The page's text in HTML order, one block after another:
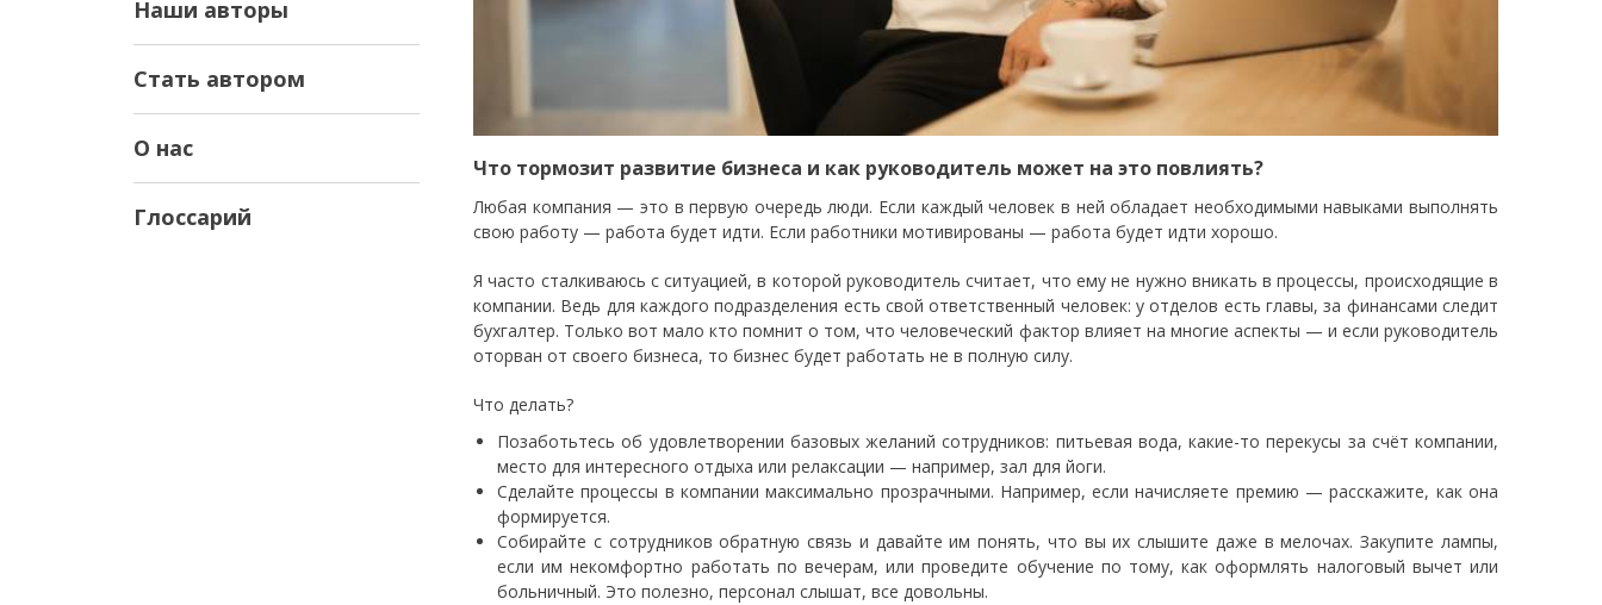
Наши авторы
Стать автором
О нас
Глоссарий
Что тормозит развитие бизнеса и как руководитель может на это повлиять?
Любая компания — это в первую очередь люди. Если каждый человек в ней обладает необходимыми навыками выполнять
свою работу — работа будет идти. Если работники мотивированы — работа будет идти хорошо.
Я часто сталкиваюсь с ситуацией, в которой руководитель считает, что ему не нужно вникать в процессы, происходящие в
компании. Ведь для каждого подразделения есть свой ответственный человек: у отделов есть главы, за финансами следит
бухгалтер. Только вот мало кто помнит о том, что человеческий фактор влияет на многие аспекты — и если руководитель
оторван от своего бизнеса, то бизнес будет работать не в полную силу.
Что делать?
Позаботьтесь об удовлетворении базовых желаний сотрудников: питьевая вода, какие-то перекусы за счёт компании,
место для интересного отдыха или релаксации — например, зал для йоги.
Сделайте процессы в компании максимально прозрачными. Например, если начисляете премию — расскажите, как она
формируется.
Собирайте с сотрудников обратную связь и давайте им понять, что вы их слышите даже в мелочах. Закупите лампы,
если им некомфортно работать по вечерам, или проведите обучение по тому, как оформлять налоговый вычет или
больничный. Это полезно, персонал слышат, все довольны.